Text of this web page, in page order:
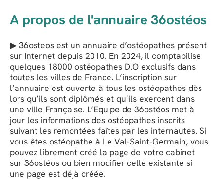
A propos de l'annuaire 36ostéos
▶ 36osteos est un annuaire d’ostéopathes présent
sur Internet depuis 2010. En 2024, il comptabilise
quelques 18000 ostéopathes D.O exclusifs dans
toutes les villes de France. L’inscription sur
l’annuaire est ouverte à tous les ostéopathes dès
lors qu’ils sont diplômés et qu’ils exercent dans
une ville Française. L’Equipe de 36ostéos met à
jour les informations des ostéopathes inscrits
suivant les remontées faîtes par les internautes. Si
vous êtes ostéopathe à Le Val-Saint-Germain, vous
pouvez librement créé la page de votre cabinet
sur 36ostéos ou bien modifier celle existante si
une page est déjà créée.